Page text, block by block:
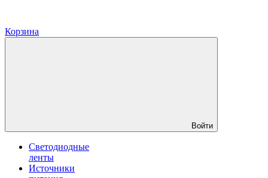
Корзина
Войти
Светодиодные
ленты
Источники